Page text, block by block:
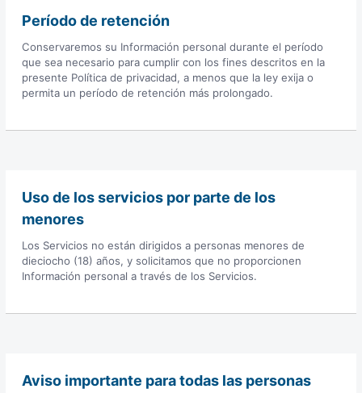
Período de retención
Conservaremos su Información personal durante el período
que sea necesario para cumplir con los fines descritos en la
presente Política de privacidad, a menos que la ley exija o
permita un período de retención más prolongado.
Uso de los servicios por parte de los
menores
Los Servicios no están dirigidos a personas menores de
dieciocho (18) años, y solicitamos que no proporcionen
Información personal a través de los Servicios.
Aviso importante para todas las personas